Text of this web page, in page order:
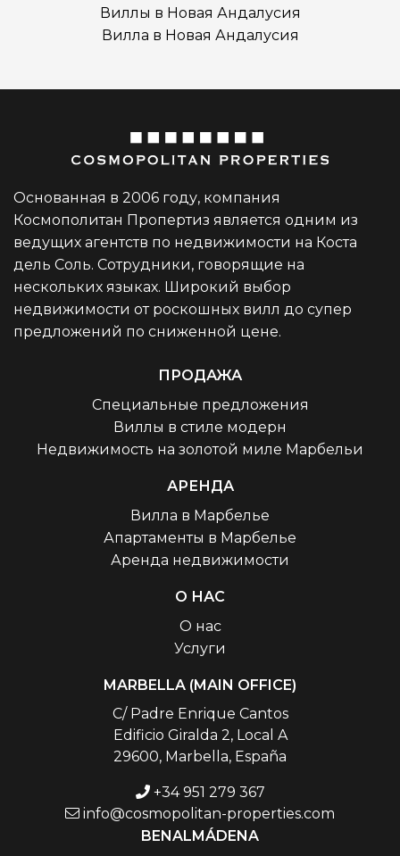
Виллы в Новая Андалусия
Вилла в Новая Андалусия
Основанная в 2006 году, компания
Космополитан Пропертиз является одним из
ведущих агентств по недвижимости на Коста
дель Соль. Сотрудники, говорящие на
нескольких языках. Широкий выбор
недвижимости от роскошных вилл до супер
предложений по сниженной цене.
ПРОДАЖА
Специальные предложения
Виллы в стиле модерн
Недвижимость на золотой миле Марбельи
АРЕНДА
Вилла в Марбелье
Апартаменты в Марбелье
Аренда недвижимости
О НАС
О нас
Услуги
MARBELLA (MAIN OFFICE)
C/ Padre Enrique Cantos
Edificio Giralda 2, Local A
29600, Marbella, España
+34 951 279 367
info@cosmopolitan-properties.com
BENALMÁDENA